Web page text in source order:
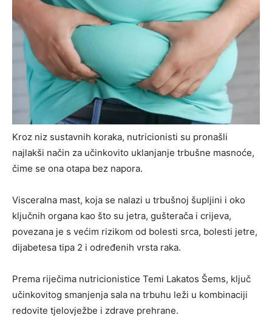
Kroz niz sustavnih koraka, nutricionisti su pronašli
najlakši način za učinkovito uklanjanje trbušne masnoće,
čime se ona otapa bez napora.
Visceralna mast, koja se nalazi u trbušnoj šupljini i oko
ključnih organa kao što su jetra, gušterača i crijeva,
povezana je s većim rizikom od bolesti srca, bolesti jetre,
dijabetesa tipa 2 i određenih vrsta raka.
Prema riječima nutricionistice Temi Lakatos Šems, ključ
učinkovitog smanjenja sala na trbuhu leži u kombinaciji
redovite tjelovježbe i zdrave prehrane.